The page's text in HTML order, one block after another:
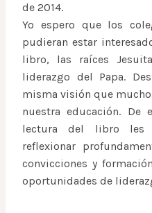
de 2014.
Yo espero que los
pudieran estar
libro, las raíces
liderazgo del Papa.
misma visión que
nuestra educación. De
lectura del libro les
reflexionar
convicciones y
oportunidades de